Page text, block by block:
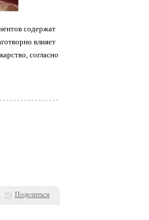
Поделиться
содержат
влияет
согласно